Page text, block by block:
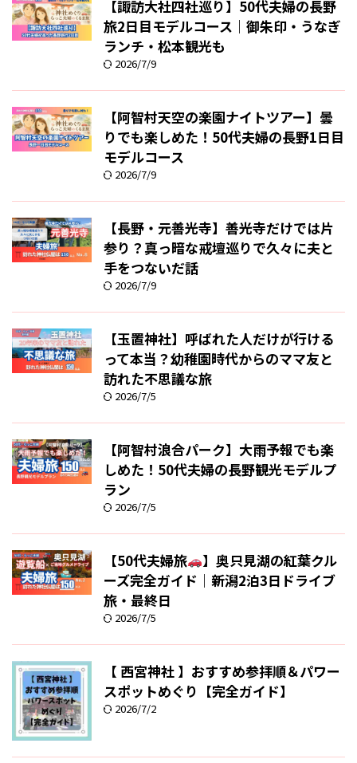
【諏訪大社四社巡り】50代夫婦の長野
旅2日目モデルコース｜御朱印・うなぎ
ランチ・松本観光も
2026/7/9
【阿智村天空の楽園ナイトツアー】曇
りでも楽しめた！50代夫婦の長野1日目
モデルコース
2026/7/9
【長野・元善光寺】善光寺だけでは片
参り？真っ暗な戒壇巡りで久々に夫と
手をつないだ話
2026/7/9
【玉置神社】呼ばれた人だけが行ける
って本当？幼稚園時代からのママ友と
訪れた不思議な旅
2026/7/5
【阿智村浪合パーク】大雨予報でも楽
しめた！50代夫婦の長野観光モデルプ
ラン
2026/7/5
【50代夫婦旅
】奥只見湖の紅葉クル
ーズ完全ガイド｜新潟2泊3日ドライブ
旅・最終日
2026/7/5
【 西宮神社 】おすすめ参拝順＆パワー
スポットめぐり【完全ガイド】
2026/7/2